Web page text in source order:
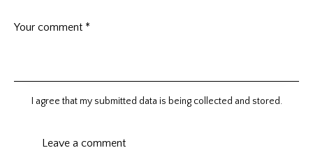
I agree that my submitted data is being collected and stored.